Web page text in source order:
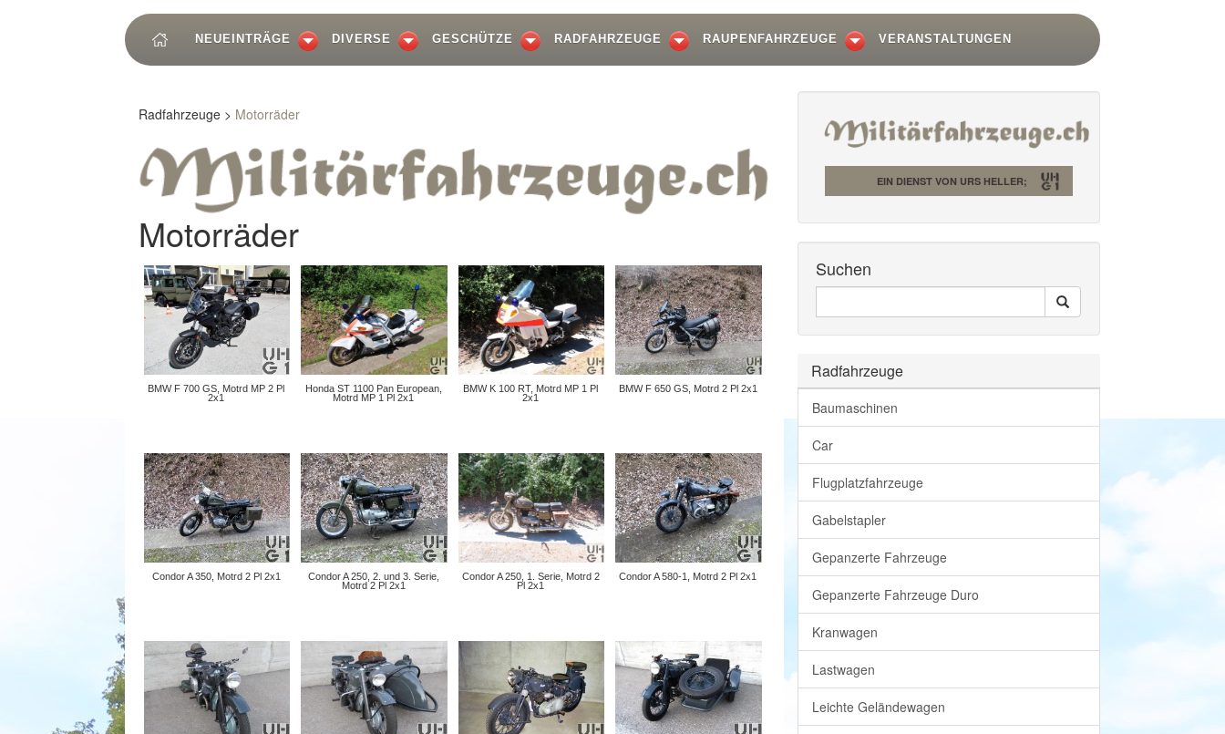
NEUEINTRÄGE DIVERSE GESCHÜTZE RADFAHRZEUGE RAUPENFAHRZEUGE VERANSTALTUNGEN
Radfahrzeuge > Motorräder
Motorräder
BMW F 700 GS, Motrd MP 2 Pl
2x1
Honda ST 1100 Pan European,
Motrd MP 1 Pl 2x1
BMW K 100 RT, Motrd MP 1 Pl
2x1
BMW F 650 GS, Motrd 2 Pl 2x1
Condor A 350, Motrd 2 Pl 2x1
Condor A 250, 2. und 3. Serie,
Motrd 2 Pl 2x1
Condor A 250, 1. Serie, Motrd 2
Pl 2x1
Condor A 580-1, Motrd 2 Pl 2x1
EIN DIENST VON URS HELLER;
Suchen
Durchsuchen
Search
Radfahrzeuge
Baumaschinen
Car
Flugplatzfahrzeuge
Gabelstapler
Gepanzerte Fahrzeuge
Gepanzerte Fahrzeuge Duro
Kranwagen
Lastwagen
Leichte Geländewagen